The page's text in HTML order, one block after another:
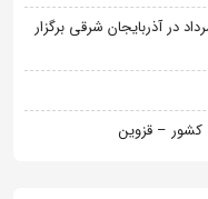
تیم ملی کشتی ساحلی نوجوانان از 17 مرداد در آذربایجان شرقی برگزار
کشور – قزوین